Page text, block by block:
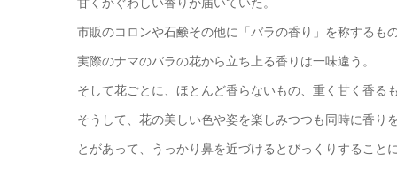
市販のコロンや石鹸その他に「バラの香り」を称するも
実際のナマのバラの花から立ち上る香りは一味違う。
そして花ごとに、ほとんど香らないもの、重く甘く香
そうして、花の美しい色や姿を楽しみつつも同時に香
とがあって、うっかり鼻を近づけるとびっくりすること